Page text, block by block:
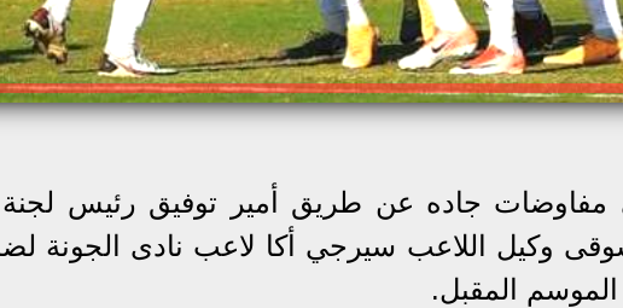
مفاوضات جاده عن طريق أمير توفيق رئيس لجنة
شوقى وكيل اللاعب سيرجي أكا لاعب نادى الجونة
الموسم المقبل.